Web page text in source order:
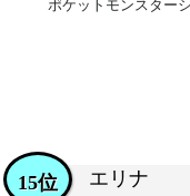
ポケットモンスター
エリナ
15位